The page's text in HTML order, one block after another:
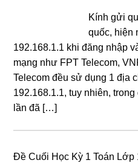
Kính gửi
quốc, hiện
192.168.1.1 khi đăng nhập
mạng như FPT Telecom,
Telecom đều sử dụng 1 địa
192.168.1.1, tuy nhiên,
lần đã […]
Đề Cuối Học Kỳ 1 Toán Lớp